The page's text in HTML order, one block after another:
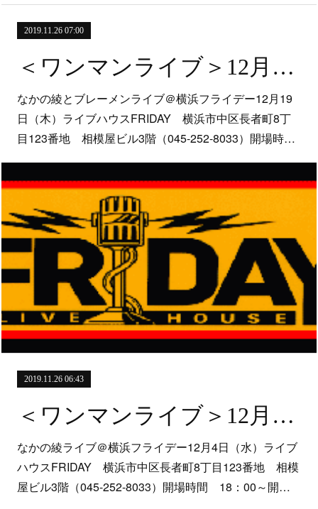
2019.11.26 07:00
＜ワンマンライブ＞12月19日（木）「なかの綾とブレーメンライブ」＠横浜フライデー
なかの綾とブレーメンライブ＠横浜フライデー12月19
日（木）ライブハウスFRIDAY 横浜市中区長者町8丁
目123番地 相模屋ビル3階（045-252-8033）開場時…
2019.11.26 06:43
＜ワンマンライブ＞12月4日（水）「なかの綾ライブ」＠横浜フライデー
なかの綾ライブ＠横浜フライデー12月4日（水）ライブ
ハウスFRIDAY 横浜市中区長者町8丁目123番地 相模
屋ビル3階（045-252-8033）開場時間 18：00～開…